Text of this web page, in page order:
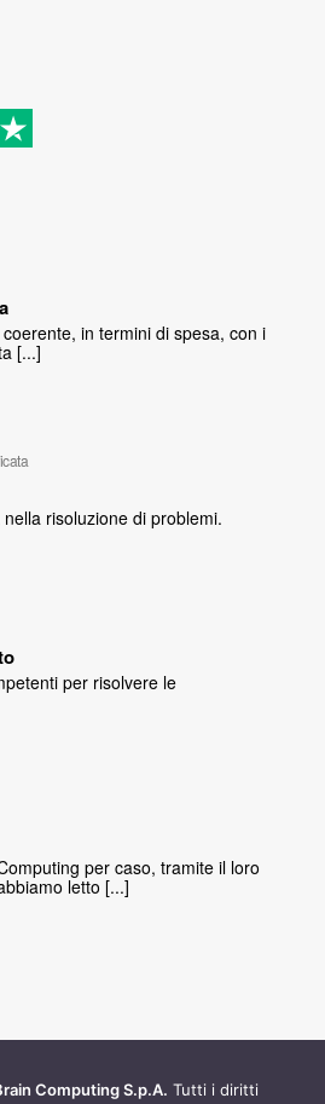
in termini di spesa, con i
[...]
risoluzione di problemi.
per risolvere le
per caso, tramite il loro
letto [...]
Computing S.p.A. Tutti i diritti